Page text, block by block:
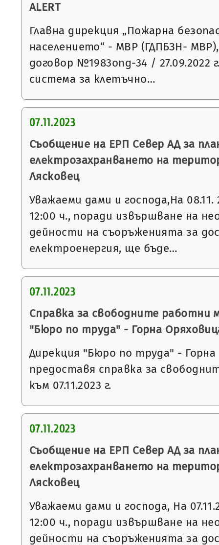
ALERT
Главна дирекция „Пожарна
населението“ - МВР (ГДПБЗН-
договор №1983опд-34 / 27.09.2022
система за клетъчно…
07.11.2023
Съобщение на ЕРП Север АД за
електрозахранването на
Лясковец
Уважаеми дами и господа,На
12:00 ч., поради извършване на
дейности на съоръженията за
електроенергия, ще бъде…
07.11.2023
Справка за свободните работни
"Бюро по труда" - Горна
Дирекция "Бюро по труда" -
предоставя справка за
към 07.11.2023 г.
07.11.2023
Съобщение на ЕРП Север АД за
електрозахранването на
Лясковец
Уважаеми дами и господа, На
12:00 ч., поради извършване на
дейности на съоръженията за